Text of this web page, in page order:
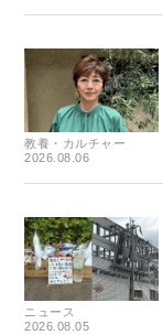
教養・カルチャー
2026.08.06
ニュース
2026.08.05